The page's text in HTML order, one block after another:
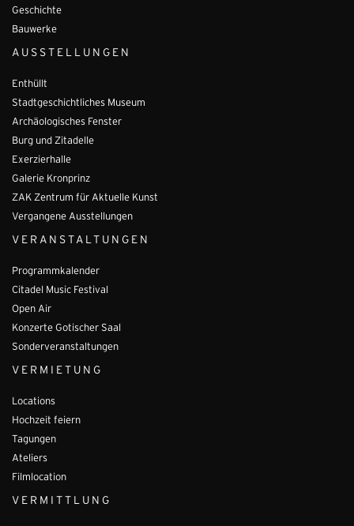
Geschichte
Bauwerke
AUSSTELLUNGEN
Enthüllt
Stadtgeschichtliches Museum
Archäologisches Fenster
Burg und Zitadelle
Exerzierhalle
Galerie Kronprinz
ZAK Zentrum für Aktuelle Kunst
Vergangene Ausstellungen
VERANSTALTUNGEN
Programmkalender
Citadel Music Festival
Open Air
Konzerte Gotischer Saal
Sonderveranstaltungen
VERMIETUNG
Locations
Hochzeit feiern
Tagungen
Ateliers
Filmlocation
VERMITTLUNG